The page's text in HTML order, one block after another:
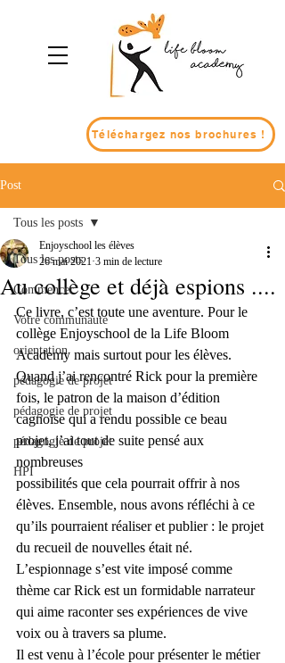
Téléchargez nos brochures !
Post
Tous les posts
Commencer
Votre communauté
orientation
pédagogie de projet
pédagogie de projet
pédagogie de projet
HPI
Tous les posts
Au collège et déjà espions ....
Enjoyschool les élèves
26 mai 2021 3 min de lecture
Ce livre, c’est toute une aventure. Pour le
collège Enjoyschool de la Life Bloom
Academy mais surtout pour les élèves.
Quand j’ai rencontré Rick pour la première
fois, le patron de la maison d’édition
cagnoise qui a rendu possible ce beau
projet, j’ai tout de suite pensé aux
nombreuses
possibilités que cela pourrait offrir à nos
élèves. Ensemble, nous avons réfléchi à ce
qu’ils pourraient réaliser et publier : le projet
du recueil de nouvelles était né.
L’espionnage s’est vite imposé comme
thème car Rick est un formidable narrateur
qui aime raconter ses expériences de vive
voix ou à travers sa plume.
Il est venu à l’école pour présenter le métier